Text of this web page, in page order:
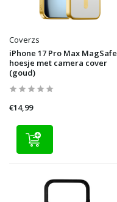
Coverzs
iPhone 17 Pro Max MagSafe
hoesje met camera cover
(goud)
€14,99